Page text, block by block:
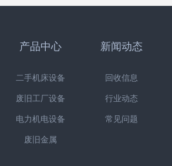
产品中心
二手机床设备
废旧工厂设备
电力机电设备
废旧金属
新闻动态
回收信息
行业动态
常见问题